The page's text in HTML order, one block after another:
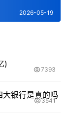
2026-05-19
)
7393
银行是真的吗
3541